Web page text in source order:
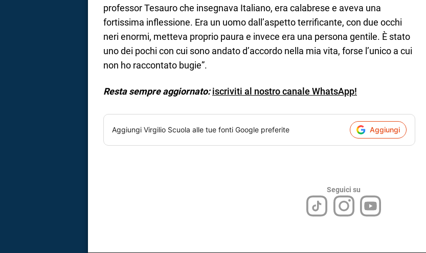
professor Tesauro che insegnava Italiano, era calabrese e aveva una
fortissima inflessione. Era un uomo dall’aspetto terrificante, con due occhi
neri enormi, metteva proprio paura e invece era una persona gentile. È stato
uno dei pochi con cui sono andato d’accordo nella mia vita, forse l’unico a cui
non ho raccontato bugie”.
Resta sempre aggiornato: iscriviti al nostro canale WhatsApp!
Aggiungi Virgilio Scuola alle tue fonti Google preferite Aggiungi
Seguici su